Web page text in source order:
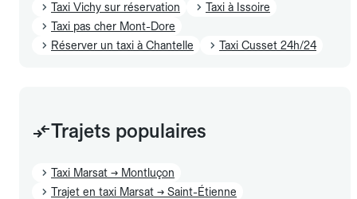
Taxi Vichy sur réservation
Taxi à Issoire
Taxi pas cher Mont-Dore
Réserver un taxi à Chantelle
Taxi Cusset 24h/24
Trajets populaires
Taxi Marsat → Montluçon
Trajet en taxi Marsat → Saint-Étienne